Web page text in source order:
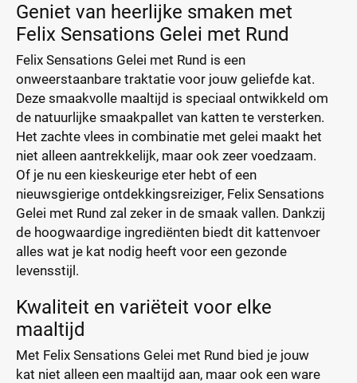
Geniet van heerlijke smaken met
Felix Sensations Gelei met Rund
Felix Sensations Gelei met Rund is een
onweerstaanbare traktatie voor jouw geliefde kat.
Deze smaakvolle maaltijd is speciaal ontwikkeld om
de natuurlijke smaakpallet van katten te versterken.
Het zachte vlees in combinatie met gelei maakt het
niet alleen aantrekkelijk, maar ook zeer voedzaam.
Of je nu een kieskeurige eter hebt of een
nieuwsgierige ontdekkingsreiziger, Felix Sensations
Gelei met Rund zal zeker in de smaak vallen. Dankzij
de hoogwaardige ingrediënten biedt dit kattenvoer
alles wat je kat nodig heeft voor een gezonde
levensstijl.
Kwaliteit en variëteit voor elke
maaltijd
Met Felix Sensations Gelei met Rund bied je jouw
kat niet alleen een maaltijd aan, maar ook een ware